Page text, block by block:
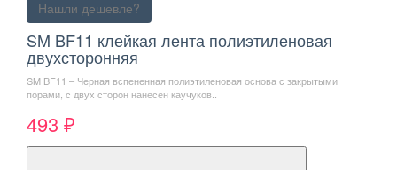
Нашли дешевле?
SM BF11 клейкая лента полиэтиленовая
двухсторонняя
SM BF11 – Черная вспененная полиэтиленовая основа с закрытыми
порами, с двух сторон нанесен каучуков..
493 ₽